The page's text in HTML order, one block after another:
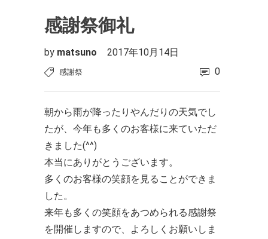
感謝祭御礼
by matsuno 2017年10月14日
感謝祭 0
朝から雨が降ったりやんだりの天気でし
たが、今年も多くのお客様に来ていただ
きました(^^)
本当にありがとうございます。
多くのお客様の笑顔を見ることができま
した。
来年も多くの笑顔をあつめられる感謝祭
を開催しますので、よろしくお願いしま